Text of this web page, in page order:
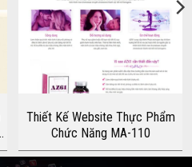
Thiết Kế Website Thực Phẩm
Chức Năng MA-110